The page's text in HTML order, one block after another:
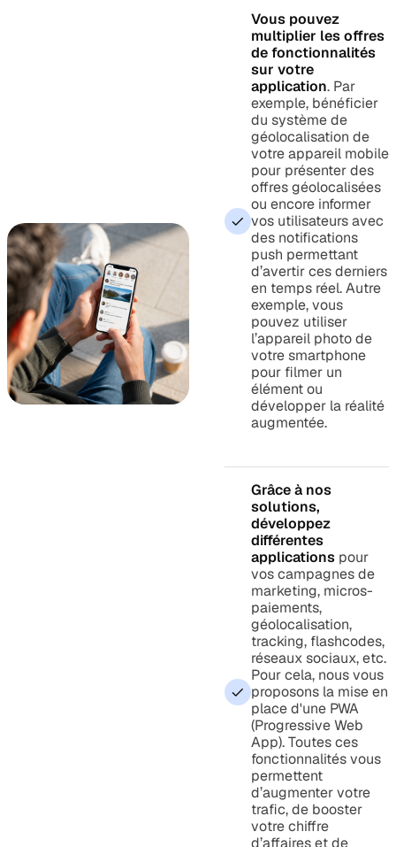
Vous pouvez
multiplier les offres
de fonctionnalités
sur votre
application. Par
exemple, bénéficier
du système de
géolocalisation de
votre appareil mobile
pour présenter des
offres géolocalisées
ou encore informer
vos utilisateurs avec
des notifications
push permettant
d’avertir ces derniers
en temps réel. Autre
exemple, vous
pouvez utiliser
l’appareil photo de
votre smartphone
pour filmer un
élément ou
développer la réalité
augmentée.
Grâce à nos
solutions,
développez
différentes
applicationspour
vos campagnes de
marketing, micros-
paiements,
géolocalisation,
tracking, flashcodes,
réseaux sociaux, etc.
Pour cela, nous vous
proposons la mise en
place d'une PWA
(Progressive Web
App). Toutes ces
fonctionnalités vous
permettent
d’augmenter votre
trafic, de booster
votre chiffre